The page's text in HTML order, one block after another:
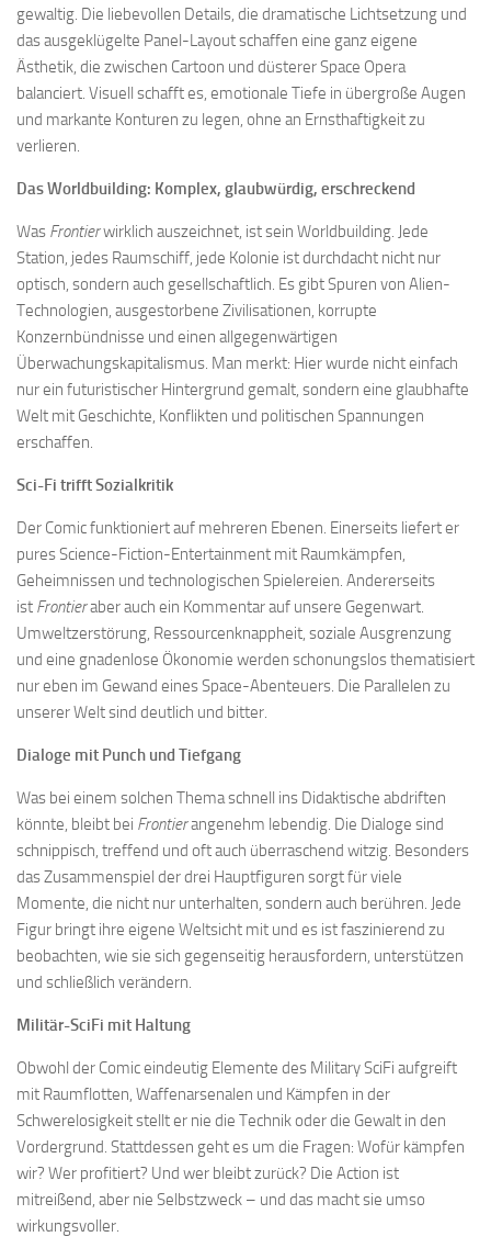
gewaltig. Die liebevollen Details, die dramatische Lichtsetzung und
das ausgeklügelte Panel-Layout schaffen eine ganz eigene
Ästhetik, die zwischen Cartoon und düsterer Space Opera
balanciert. Visuell schafft es, emotionale Tiefe in übergroße Augen
und markante Konturen zu legen, ohne an Ernsthaftigkeit zu
verlieren.
Das Worldbuilding: Komplex, glaubwürdig, erschreckend
Was Frontierwirklich auszeichnet, ist sein Worldbuilding. Jede
Station, jedes Raumschiff, jede Kolonie ist durchdacht nicht nur
optisch, sondern auch gesellschaftlich. Es gibt Spuren von Alien-
Technologien, ausgestorbene Zivilisationen, korrupte
Konzernbündnisse und einen allgegenwärtigen
Überwachungskapitalismus. Man merkt: Hier wurde nicht einfach
nur ein futuristischer Hintergrund gemalt, sondern eine glaubhafte
Welt mit Geschichte, Konflikten und politischen Spannungen
erschaffen.
Sci-Fi trifft Sozialkritik
Der Comic funktioniert auf mehreren Ebenen. Einerseits liefert er
pures Science-Fiction-Entertainment mit Raumkämpfen,
Geheimnissen und technologischen Spielereien. Andererseits
ist Frontieraber auch ein Kommentar auf unsere Gegenwart.
Umweltzerstörung, Ressourcenknappheit, soziale Ausgrenzung
und eine gnadenlose Ökonomie werden schonungslos thematisiert
nur eben im Gewand eines Space-Abenteuers. Die Parallelen zu
unserer Welt sind deutlich und bitter.
Dialoge mit Punch und Tiefgang
Was bei einem solchen Thema schnell ins Didaktische abdriften
könnte, bleibt bei Frontierangenehm lebendig. Die Dialoge sind
schnippisch, treffend und oft auch überraschend witzig. Besonders
das Zusammenspiel der drei Hauptfiguren sorgt für viele
Momente, die nicht nur unterhalten, sondern auch berühren. Jede
Figur bringt ihre eigene Weltsicht mit und es ist faszinierend zu
beobachten, wie sie sich gegenseitig herausfordern, unterstützen
und schließlich verändern.
Militär-SciFi mit Haltung
Obwohl der Comic eindeutig Elemente des Military SciFi aufgreift
mit Raumflotten, Waffenarsenalen und Kämpfen in der
Schwerelosigkeit stellt er nie die Technik oder die Gewalt in den
Vordergrund. Stattdessen geht es um die Fragen: Wofür kämpfen
wir? Wer profitiert? Und wer bleibt zurück? Die Action ist
mitreißend, aber nie Selbstzweck – und das macht sie umso
wirkungsvoller.